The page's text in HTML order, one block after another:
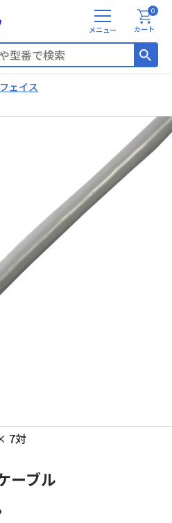
メ
ニ
カート
0
ェイス
7対
ーブル